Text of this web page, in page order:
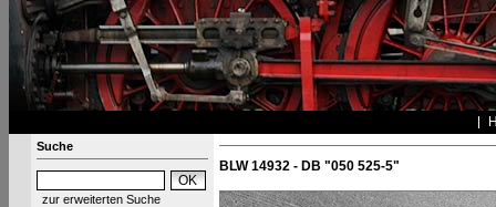
Suche
zur erweiterten Suche
BLW 14932 - DB "050 525-5"